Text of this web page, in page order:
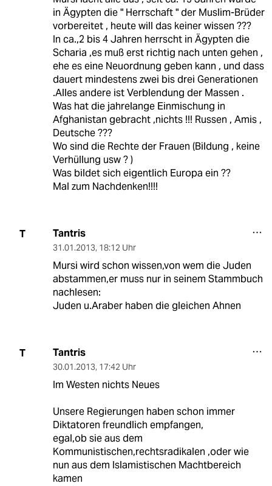
in Ägypten die " Herrschaft " der Muslim-Brüder
vorbereitet , heute will das keiner wissen ???
In ca.,2 bis 4 Jahren herrscht in Ägypten die
Scharia ,es muß erst richtig nach unten gehen ,
ehe es eine Neuordnung geben kann , und dass
dauert mindestens zwei bis drei Generationen
.Alles andere ist Verblendung der Massen .
Was hat die jahrelange Einmischung in
Afghanistan gebracht ,nichts !!! Russen , Amis ,
Deutsche ???
Wo sind die Rechte der Frauen (Bildung , keine
Verhüllung usw ? )
Was bildet sich eigentlich Europa ein ??
Mal zum Nachdenken!!!!
T Tantris
31.01.2013, 18:12 Uhr
Mursi wird schon wissen,von wem die Juden
abstammen,er muss nur in seinem Stammbuch
nachlesen:
Juden u.Araber haben die gleichen Ahnen
T Tantris
30.01.2013, 17:42 Uhr
Im Westen nichts Neues
Unsere Regierungen haben schon immer
Diktatoren freundlich empfangen,
egal,ob sie aus dem
Kommunistischen,rechtsradikalen ,oder wie
nun aus dem Islamistischen Machtbereich
kamen